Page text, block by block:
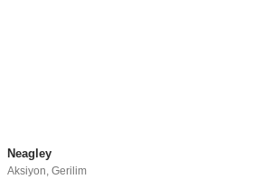
Neagley
Aksiyon ,Gerilim